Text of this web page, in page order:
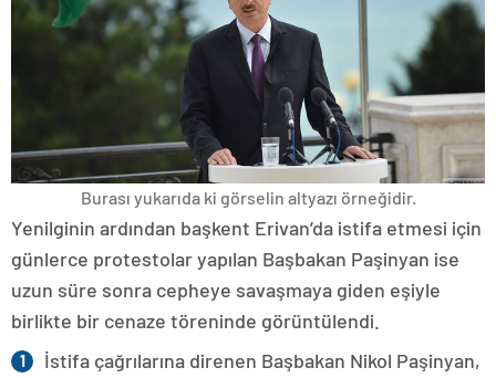
Burası yukarıda ki görselin altyazı örneğidir.
Yenilginin ardından başkent Erivan’da istifa etmesi için
günlerce protestolar yapılan Başbakan Paşinyan ise
uzun süre sonra cepheye savaşmaya giden eşiyle
birlikte bir cenaze töreninde görüntülendi.
İstifa çağrılarına direnen Başbakan Nikol Paşinyan,